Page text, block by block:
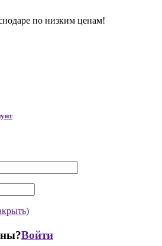
по низким ценам!
Войти